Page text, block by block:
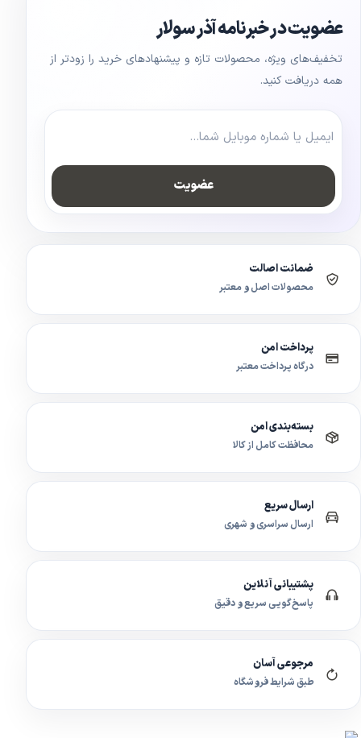
عضویت در خبرنامه آذر سولار
تخفیف‌های ویژه، محصولات تازه و پیشنهادهای خرید را زودتر از
همه دریافت کنید.
عضویت
ضمانت اصالت
محصولات اصل و معتبر
پرداخت امن
درگاه پرداخت معتبر
بسته‌بندی امن
محافظت کامل از کالا
ارسال سریع
ارسال سراسری و شهری
پشتیبانی آنلاین
پاسخ‌گویی سریع و دقیق
مرجوعی آسان
طبق شرایط فروشگاه